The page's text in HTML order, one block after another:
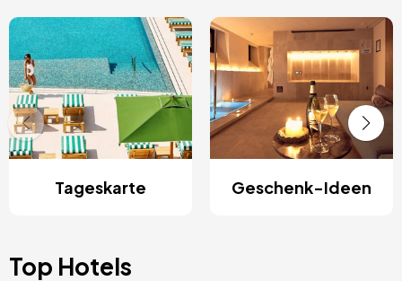
Tageskarte Geschenk-Ideen
Top Hotels